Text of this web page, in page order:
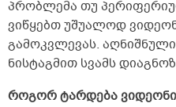
პრობლემა თუ
ვიწყებთ უშუალოდ
გამოკვლევას.
ნისტაგმით სვამს
როგორ ტარდება